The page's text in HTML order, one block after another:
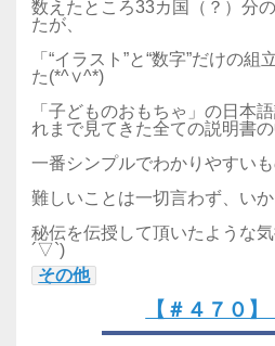
数えたところ33カ国（？）分
たが、
「“イラスト”と“数字”だけの
た(*^∨^*)
「子どものおもちゃ」の日本
れまで見てきた全ての説明書
一番シンプルでわかりやすい
難しいことは一切言わず、い
秘伝を伝授して頂いたような
´▽`)
その他
【＃４７０